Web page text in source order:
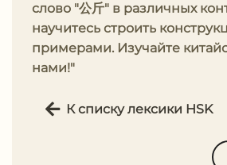
слово "公斤" в различных
научитесь строить
примерами. Изучайте
нами!"
К списку лексики HSK